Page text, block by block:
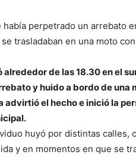
perpetrado un arrebato
trasladaban en una moto
alrededor de las 18.30 en el
y huido a bordo de una
advirtió el hecho e inició la
huyó por distintas
y en momentos en que se